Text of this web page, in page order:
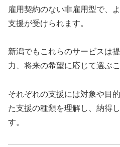
雇用契約のない非雇用型で、
支援が受けられます。
新潟でもこれらのサービスは
力、将来の希望に応じて選ぶ
それぞれの支援には対象や目
た支援の種類を理解し、納得
す。